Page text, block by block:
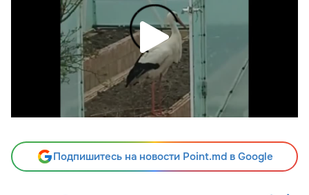
Подпишитесь на новости Point.md в Google